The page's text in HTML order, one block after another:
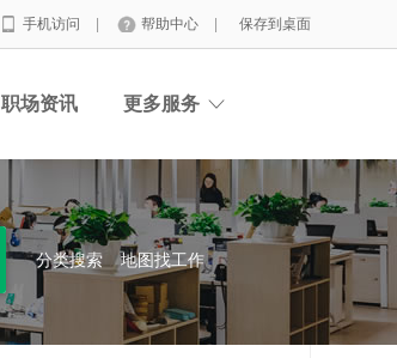
手机访问 帮助中心 保存到桌面
职场资讯 更多服务
分类搜索 地图找工作